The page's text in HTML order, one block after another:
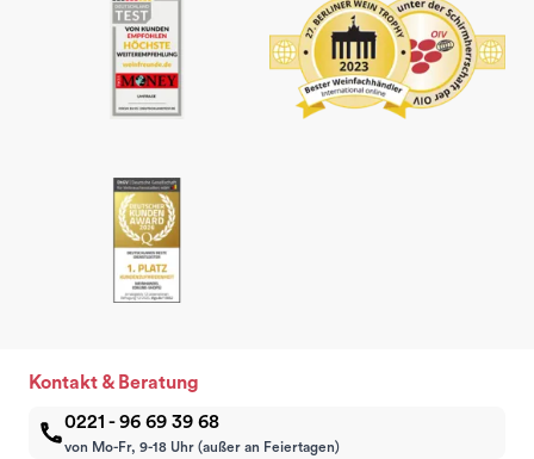
Kontakt & Beratung
0221 - 96 69 39 68
von Mo-Fr, 9-18 Uhr (außer an Feiertagen)